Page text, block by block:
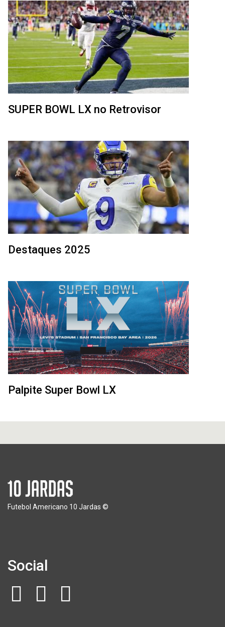
SUPER BOWL LX no Retrovisor
Destaques 2025
Palpite Super Bowl LX
Futebol Americano 10 Jardas ©
Social